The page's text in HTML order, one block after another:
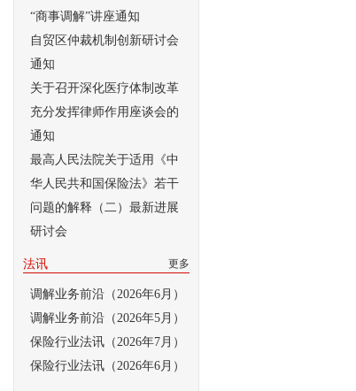
“商事调解”讲座通知
自贸区仲裁机制创新研讨会
通知
关于召开深化医疗体制改革
充分发挥律师作用座谈会的
通知
最高人民法院关于适用《中
华人民共和国保险法》若干
问题的解释（二）最新进展
研讨会
更多
法讯
调解业务前沿（2026年6月）
调解业务前沿（2026年5月）
保险行业法讯（2026年7月）
保险行业法讯（2026年6月）